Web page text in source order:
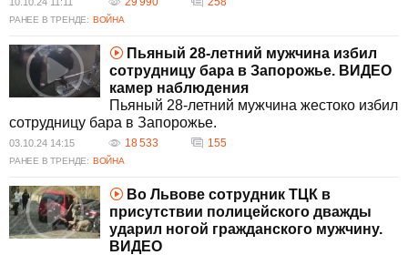
РАНЕЕ В ТРЕНДЕ: ВОЙНА
Пьяный 28-летний мужчина избил
сотрудницу бара в Запорожье. ВИДЕО
камер наблюдения
Пьяный 28-летний мужчина жестоко избил
сотрудницу бара в Запорожье.
03.10.24 14:15 18 533 155
РАНЕЕ В ТРЕНДЕ: ВОЙНА
Во Львове сотрудник ТЦК в
присутствии полицейского дважды
ударил ногой гражданского мужчину.
ВИДЕО